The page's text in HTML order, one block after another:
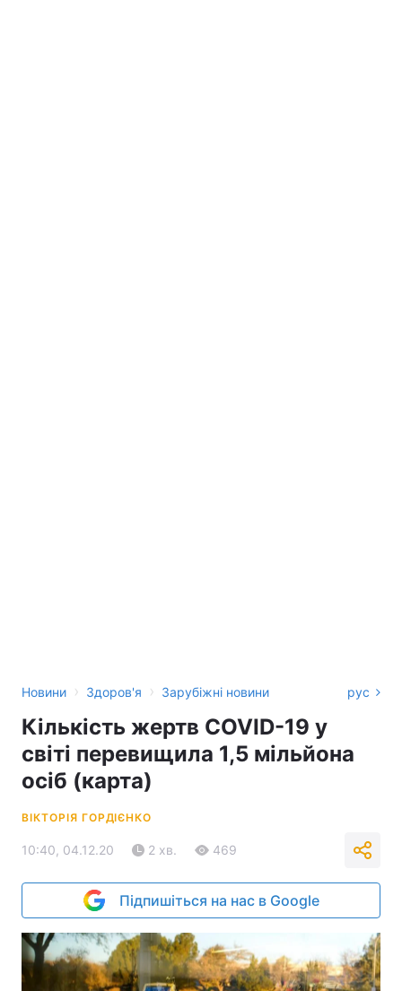
Новини › Здоров'я › Зарубіжні новини рус
Кількість жертв COVID-19 у
світі перевищила 1,5 мільйона
осіб (карта)
ВІКТОРІЯ ГОРДІЄНКО
10:40, 04.12.20 2 хв. 469
Підпишіться на нас в Google